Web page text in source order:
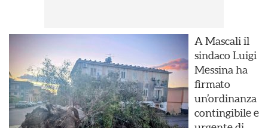
A Mascali il
sindaco Luigi
Messina ha
firmato
un’ordinanza
contingibile e